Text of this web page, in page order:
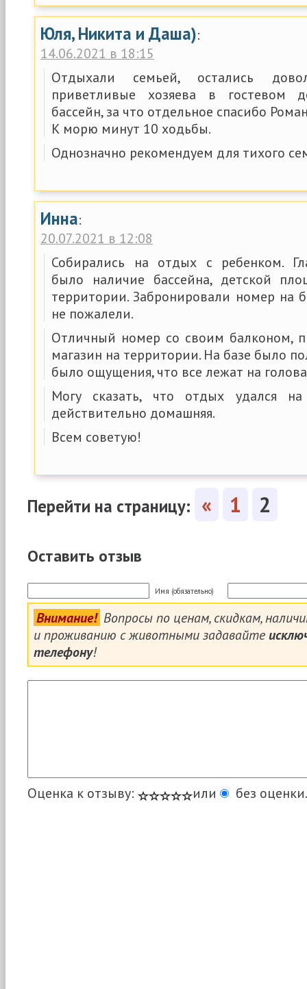
Юля, Никита и Даша):
14.06.2021 в 18:15
Отдыхали семьей, остались
приветливые хозяева в гостевом
бассейн, за что отдельное спасибо
К морю минут 10 ходьбы.
Однозначно рекомендуем для тихого
Инна:
20.07.2021 в 12:08
Собирались на отдых с ребенком.
было наличие бассейна, детской
территории. Забронировали номер на
не пожалели.
Отличный номер со своим балконом,
магазин на территории. На базе было
было ощущения, что все лежат на
Могу сказать, что отдых удался
действительно домашняя.
Всем советую!
Перейти на страницу: « 1 2
Оставить отзыв
Имя (обязательно)
Внимание! Вопросы по ценам, скидкам,
и проживанию с животными задавайте
телефону!
Оценка к отзыву: или без оценки.